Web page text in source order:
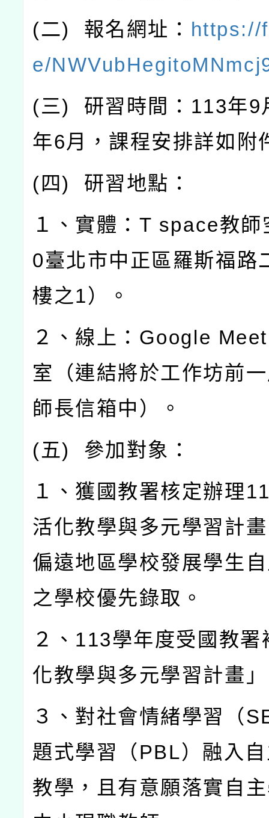
(二) 報名網址： https://
e/
(三) 研習時間： 113年9
年6月，課程安排詳如附
( 四) 研習地點：
１、實體： T space教師
0臺北市中正區羅斯福路
樓之 1）。
２、線上： Google
室（連結將於工作坊前
師長信箱中）。
(五) 參加對象：
１、獲國教署核定辦理
活化教學與多元學習計畫
偏遠地區學校發展學生
之學校優先錄取。
２、 113學年度受國教署
化教學與多元學習計畫」
３、對社會情緒學習（
題式學習（ PBL）融入
教學，且有意願落實自